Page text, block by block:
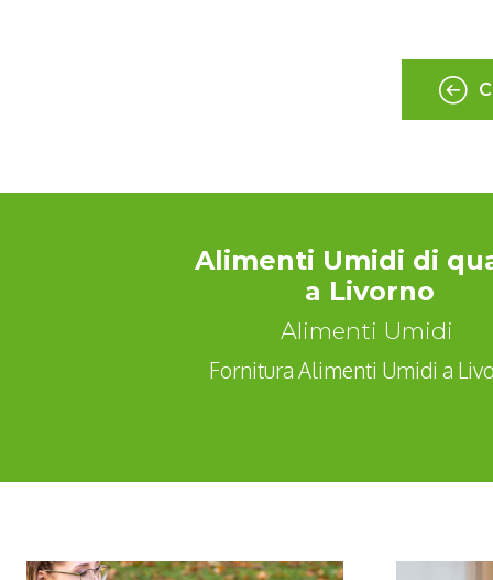
Alimenti Umidi di
a Livorno
Alimenti Umidi
Fornitura Alimenti Umidi a